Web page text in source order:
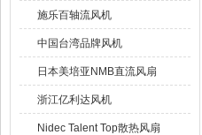
施乐百轴流风机
中国台湾品牌风机
日本美培亚NMB直流风扇
浙江亿利达风机
Nidec Talent Top散热风扇